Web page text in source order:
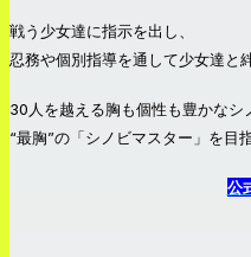
戦う少女達に指示を出し、
忍務や個別指導を通して少女達と
30人を越える胸も個性も豊かなシ
“最胸”の「シノビマスター」を目
公